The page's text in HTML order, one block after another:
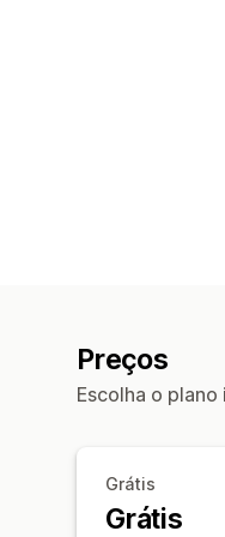
Preços
Escolha o
Grátis
Grátis